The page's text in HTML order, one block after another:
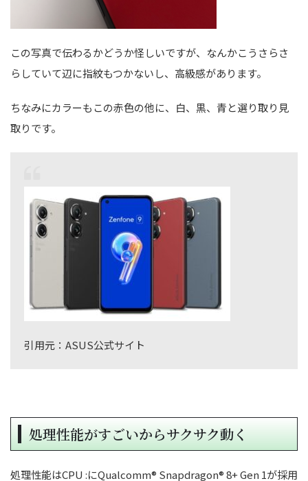
この写真で伝わるかどうか怪しいですが、なんかこうさらさ
らしていて辺に指紋もつかないし、高級感があります。
ちなみにカラーもこの赤色の他に、白、黒、青と選り取り見
取りです。
引用元：ASUS公式サイト
処理性能がすごいからサクサク動く
処理性能はCPU :にQualcomm® Snapdragon® 8+ Gen 1が採用